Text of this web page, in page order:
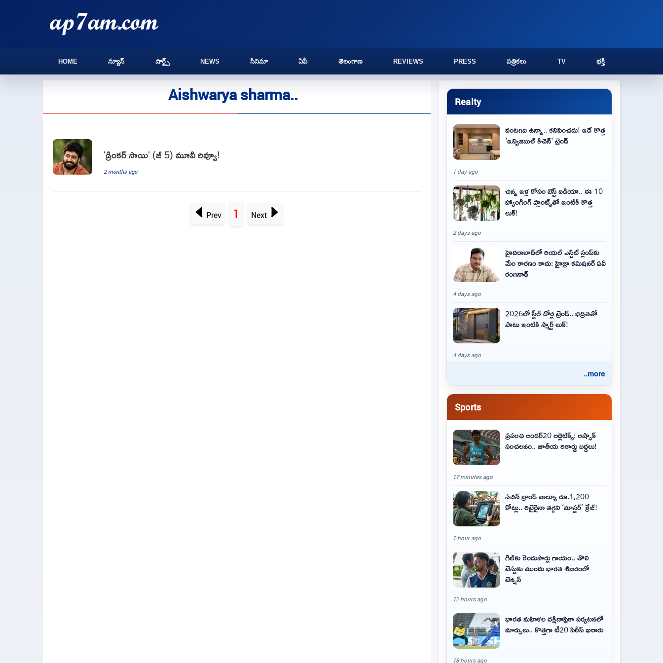
HOME న్యూస్ షార్ట్స్ NEWS సినిమా ఏపీ తెలంగాణ REVIEWS PRESS పత్రికలు TV భక్తి
Aishwarya sharma..
'డ్రింకర్ సాయి' (జీ 5) మూవీ రివ్యూ!
2 months ago
Prev 1 Next
Realty
వంటగది ఉన్నా.. కనిపించదు! ఇదే కొత్త
'ఇన్విజిబుల్ కిచెన్' ట్రెండ్
1 day ago
చిన్న ఇళ్ల కోసం బెస్ట్ ఐడియా.. ఈ 10
హ్యాంగింగ్ ప్లాంట్స్‌తో ఇంటికి కొత్త
లుక్!
2 days ago
హైదరాబాద్‌లో రియల్ ఎస్టేట్ స్లంప్‌కు
మేం కారణం కాదు: హైడ్రా కమిషనర్ ఏవీ
రంగనాథ్
4 days ago
2026లో స్టీల్ డోర్ల ట్రెండ్.. భద్రతతో
పాటు ఇంటికి స్మార్ట్ లుక్!
4 days ago
..more
Sports
ప్రపంచ అండర్20 అథ్లెటిక్స్: అష్ఫాక్
సంచలనం.. జాతీయ రికార్డు బద్దలు!
17 minutes ago
సచిన్ బ్రాండ్ వాల్యూ రూ.1,200
కోట్లు.. రిటైరైనా తగ్గని ‘మాస్టర్’ క్రేజ్!
1 hour ago
గిల్‌కు రెండుసార్లు గాయం.. తొలి
టెస్టుకు ముందు భారత శిబిరంలో
టెన్షన్
12 hours ago
భారత మహిళల దక్షిణాఫ్రికా పర్యటనలో
మార్పులు.. కొత్తగా టీ20 సిరీస్ ఖరారు
18 hours ago